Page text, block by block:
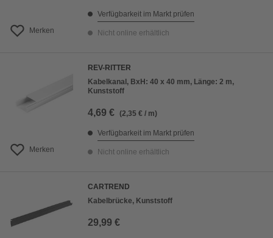
Merken
Verfügbarkeit im Markt prüfen
Nicht online erhältlich
Merken
REV-RITTER
Kabelkanal, BxH: 40 x 40 mm, Länge: 2 m,
Kunststoff
4,69 € (2,35 € / m)
Verfügbarkeit im Markt prüfen
Nicht online erhältlich
CARTREND
Kabelbrücke, Kunststoff
29,99 €